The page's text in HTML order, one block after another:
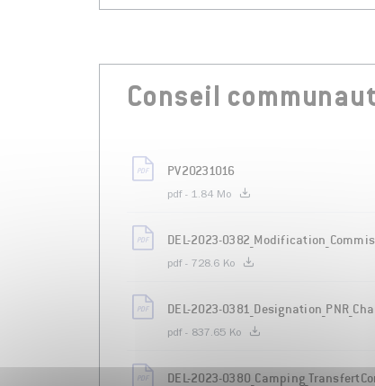
Conseil
PV20231016
pdf - 1.84 Mo
DEL-2023-
pdf - 728.6 Ko
DEL-2023-
pdf - 837.65 Ko
DEL-2023-